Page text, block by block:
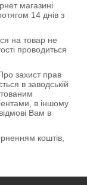
магазині
14 днів з
на товар не
проводиться
захист прав
в заводській
в іншому
Вам в
коштів,